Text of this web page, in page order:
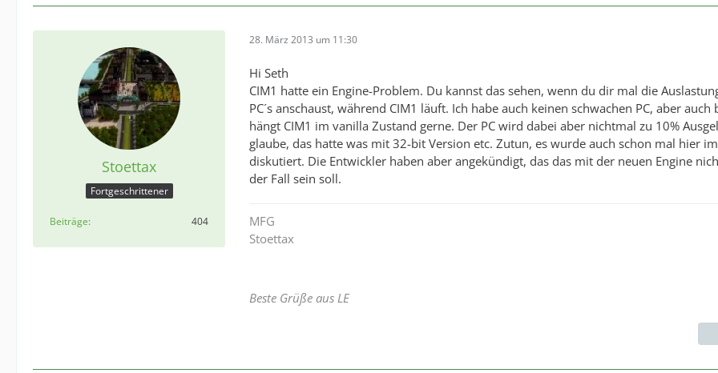
Stoettax
Fortgeschrittener
Beiträge 404
28. März 2013 um 11:30
Hi Seth
CIM1 hatte ein Engine-Problem. Du kannst das sehen, wenn du dir mal die
PC´s anschaust, während CIM1 läuft. Ich habe auch keinen schwachen PC, aber auch
hängt CIM1 im vanilla Zustand gerne. Der PC wird dabei aber nichtmal zu 10%
glaube, das hatte was mit 32-bit Version etc. Zutun, es wurde auch schon mal hier
diskutiert. Die Entwickler haben aber angekündigt, das das mit der neuen Engine
der Fall sein soll.
MFG
Stoettax
Beste Grüße aus LE